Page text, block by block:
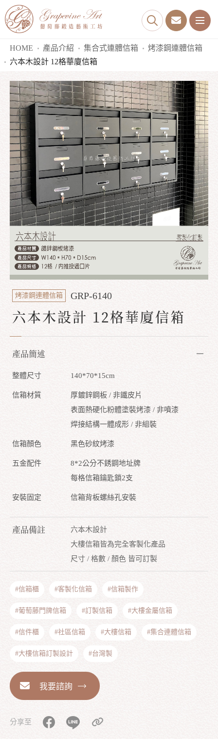
HOME 產品介紹 集合式連體信箱
烤漆鋼連體信箱
六本木設計 12格華廈信箱
烤漆鋼連體信箱 GRP-6140
六本木設計 12格華廈信箱
產品簡述
整體尺寸 140*70*15cm
信箱材質
厚鍍鋅鋼板 / 非鐵皮片
表面熱硬化粉體塗裝烤漆 / 非噴漆
焊接結構一體成形 / 非組裝
信箱顏色 黑色砂紋烤漆
五金配件
8*2公分不銹鋼地址牌
每格信箱鑰匙鎖2支
安裝固定 信箱背板螺絲孔安裝
產品備註
六本木設計
大樓信箱皆為完全客製化產品
尺寸 / 格數 / 顏色 皆可訂製
#信箱櫃 #客製化信箱 #信箱製作
#葡萄藤門牌信箱 #訂製信箱 #大樓金屬信箱
#信件櫃 #社區信箱 #大樓信箱 #集合連體信箱
#大樓信箱訂製設計 #台灣製
我要諮詢
分享至